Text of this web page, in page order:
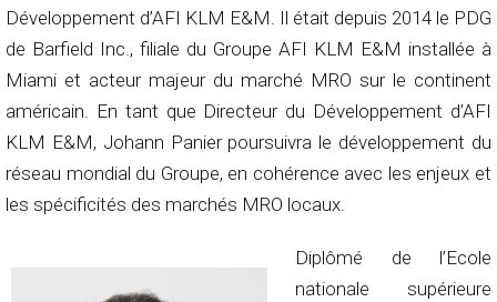
Développement d’AFI KLM E&M. Il était depuis 2014 le PDG
de Barfield Inc., filiale du Groupe AFI KLM E&M installée à
Miami et acteur majeur du marché MRO sur le continent
américain. En tant que Directeur du Développement d’AFI
KLM E&M, Johann Panier poursuivra le développement du
réseau mondial du Groupe, en cohérence avec les enjeux et
les spécificités des marchés MRO locaux.
Diplômé de l’Ecole
nationale supérieure